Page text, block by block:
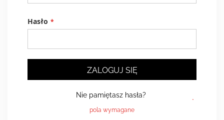
Hasło
ZALOGUJ SIĘ
Nie pamiętasz hasła?